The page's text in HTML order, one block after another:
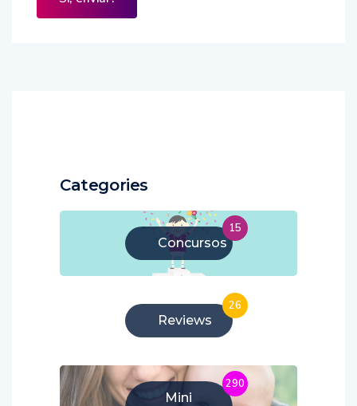
Categories
Concursos
15
Reviews
26
Mini
290